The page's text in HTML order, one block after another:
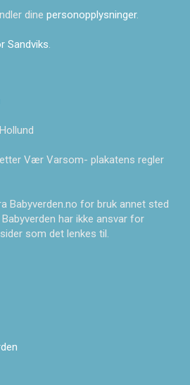
dine personopplysninger.
Sandviks.
Vær Varsom- plakatens regler
Babyverden.no for bruk annet sted
har ikke ansvar for
som det lenkes til.